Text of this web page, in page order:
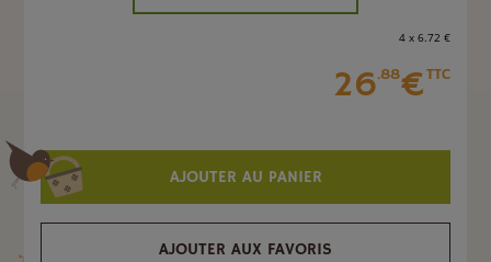
4 x 6.72 €
26.88€TTC
AJOUTER AU PANIER
AJOUTER AUX FAVORIS